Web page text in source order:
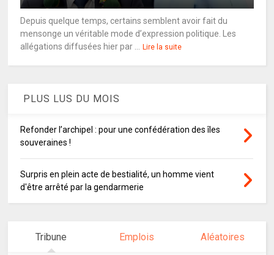
Depuis quelque temps, certains semblent avoir fait du
mensonge un véritable mode d’expression politique. Les
allégations diffusées hier par ...
Lire la suite
PLUS LUS DU MOIS
Refonder l’archipel : pour une confédération des îles
souveraines !
Surpris en plein acte de bestialité, un homme vient
d'être arrêté par la gendarmerie
Tribune Emplois Aléatoires